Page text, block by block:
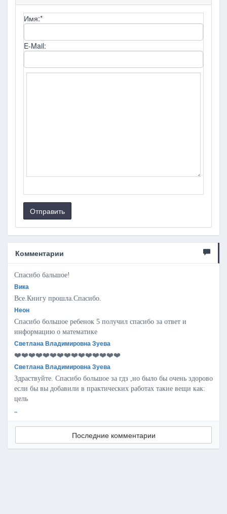
Имя:*
E-Mail:
Отправить
Комментарии
Спасибо бальшое!
Вика
Все.Книгу прошла.Спасибо.
Неон
Спасибо большое ребенок 5 получил спасибо за ответ и
информацию о математике
Светлана Владимировна Зуева
❤️❤️❤️❤️❤️❤️❤️❤️❤️❤️❤️❤️❤️❤️❤️
Светлана Владимировна Зуева
Здраствуйте. Спасибо большое за гдз ,но было бы очень здорово
если бы вы добавили в практических работах такие вещи как:
цель
..
Последние комментарии